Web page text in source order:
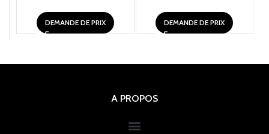
DEMANDE DE PRIX DEMANDE DE PRIX
A PROPOS